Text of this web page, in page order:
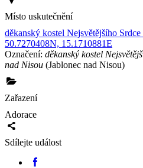
Místo uskutečnění
děkanský kostel Nejsvětějšího
50.7270408N, 15.1710881E
Označení: děkanský kostel
nad Nisou (Jablonec nad Nisou)
Zařazení
Adorace
Sdílejte událost